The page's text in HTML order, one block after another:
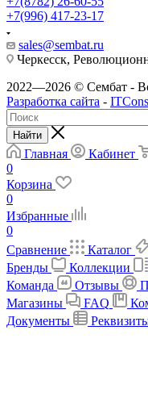
+7(996) 417-23-17
sales@sembat.ru
Черкесск,
2022—2026 © Сембат -
Разработка сайта -
Найти
Главная
Кабинет
0
Корзина
0
Избранные
0
Сравнение
Каталог
Бренды
Коллекции
Команда
Отзывы
Магазины
FAQ
Документы